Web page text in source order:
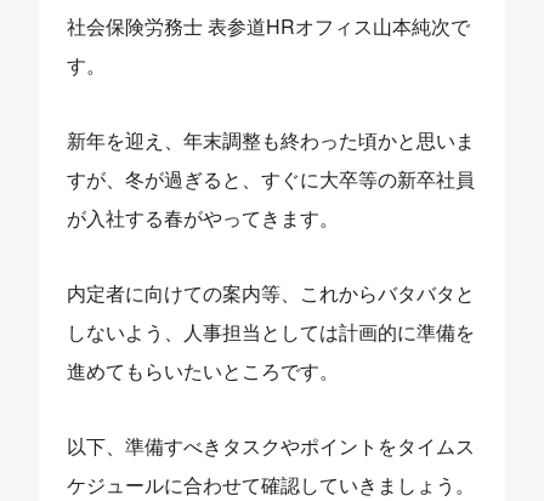
社会保険労務士 表参道HRオフィス山本純次で
す。
新年を迎え、年末調整も終わった頃かと思いま
すが、冬が過ぎると、すぐに大卒等の新卒社員
が入社する春がやってきます。
内定者に向けての案内等、これからバタバタと
しないよう、人事担当としては計画的に準備を
進めてもらいたいところです。
以下、準備すべきタスクやポイントをタイムス
ケジュールに合わせて確認していきましょう。